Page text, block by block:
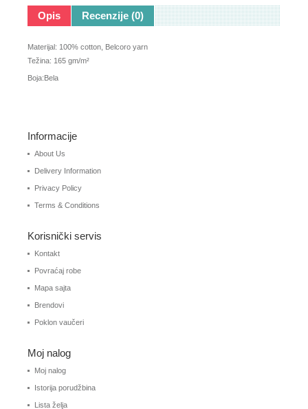
Opis Recenzije (0)
Materijal: 100% cotton, Belcoro yarn
Težina: 165 gm/m²
Boja:Bela
Informacije
About Us
Delivery Information
Privacy Policy
Terms & Conditions
Korisnički servis
Kontakt
Povraćaj robe
Mapa sajta
Brendovi
Poklon vaučeri
Moj nalog
Moj nalog
Istorija porudžbina
Lista želja